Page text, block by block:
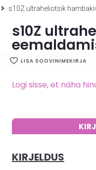
s10Z ultraheliotsik
s10Z
LISA SOOVINIMEKIRJA
Logi sisse, et näha
KIRJELDUS